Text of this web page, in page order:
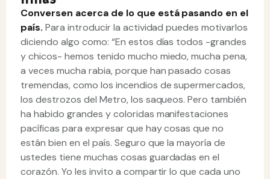
Conversen acerca de lo que está pasando en el
país. Para introducir la actividad puedes motivarlos
diciendo algo como: “En estos días todos -grandes
y chicos- hemos tenido mucho miedo, mucha pena,
a veces mucha rabia, porque han pasado cosas
tremendas, como los incendios de supermercados,
los destrozos del Metro, los saqueos. Pero también
ha habido grandes y coloridas manifestaciones
pacíficas para expresar que hay cosas que no
están bien en el país. Seguro que la mayoría de
ustedes tiene muchas cosas guardadas en el
corazón. Yo les invito a compartir lo que cada uno